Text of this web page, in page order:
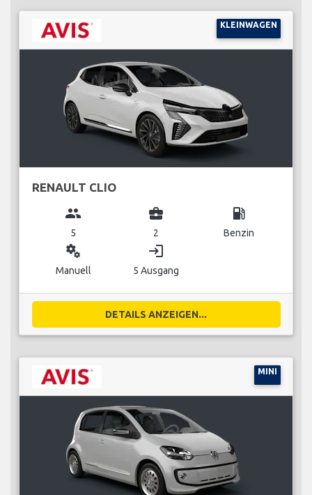
KLEINWAGEN
RENAULT CLIO
group
5
business_center
2
local_gas_station
Benzin
miscellaneous_services
Manuell
login
5 Ausgang
DETAILS ANZEIGEN...
MINI